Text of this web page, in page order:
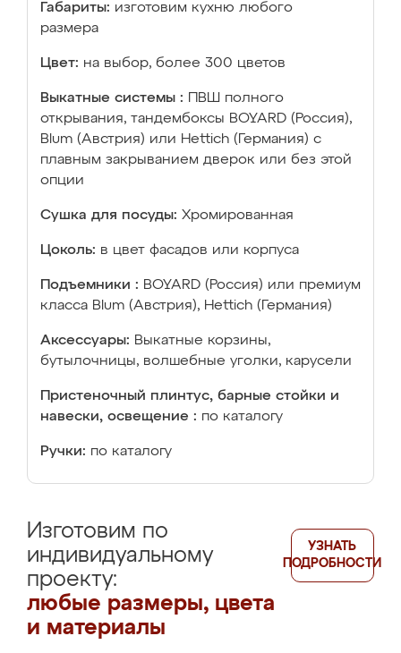
Габариты: изготовим кухню любого
размера
Цвет: на выбор, более 300 цветов
Выкатные системы :
ПВШ полного
открывания, тандембоксы BOYARD (Россия),
Blum (Австрия) или Hettich (Германия) с
плавным закрыванием дверок или без этой
опции
Сушка для посуды: Хромированная
Цоколь: в цвет фасадов или корпуса
Подъемники : BOYARD (Россия) или премиум
класса Blum (Австрия), Hettich (Германия)
Аксессуары: Выкатные корзины,
бутылочницы, волшебные уголки, карусели
Пристеночный плинтус, барные стойки и
навески, освещение : по каталогу
Ручки: по каталогу
Изготовим по
индивидуальному
проекту:
любые размеры, цвета
и материалы
УЗНАТЬ
ПОДРОБНОСТИ